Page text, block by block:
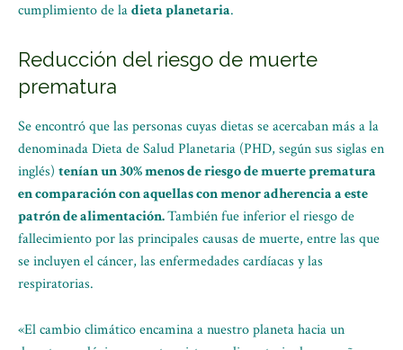
cumplimiento de ladieta planetaria.
Reducción del riesgo de muerte
prematura
Se encontró que las personas cuyas dietas se acercaban más a la
denominada Dieta de Salud Planetaria (PHD, según sus siglas en
inglés) tenían un 30% menos de riesgo de muerte prematura
en comparación con aquellas con menor adherencia a este
patrón de alimentación.También fue inferior el riesgo de
fallecimiento por las principales causas de muerte, entre las que
se incluyen el cáncer, las enfermedades cardíacas y las
respiratorias.
«El cambio climático encamina a nuestro planeta hacia un